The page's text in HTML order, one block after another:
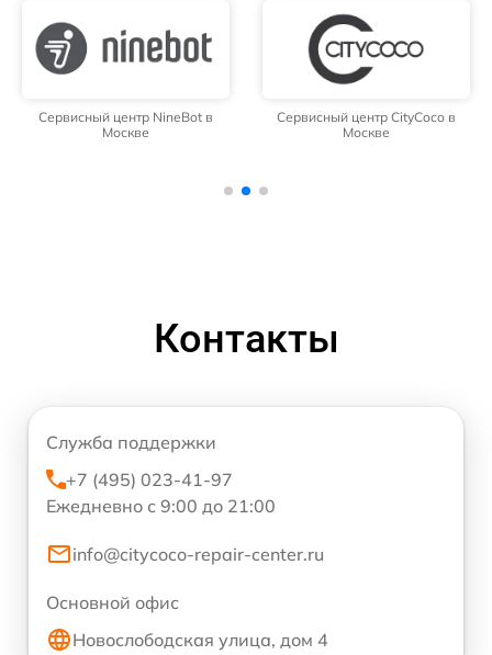
Сервисный центр NineBot в
Москве
Сервисный центр CityCoco в
Москве
Контакты
Служба поддержки
+7 (495) 023-41-97
Ежедневно с 9:00 до 21:00
info@citycoco-repair-center.ru
Основной офис
Новослободская улица, дом 4